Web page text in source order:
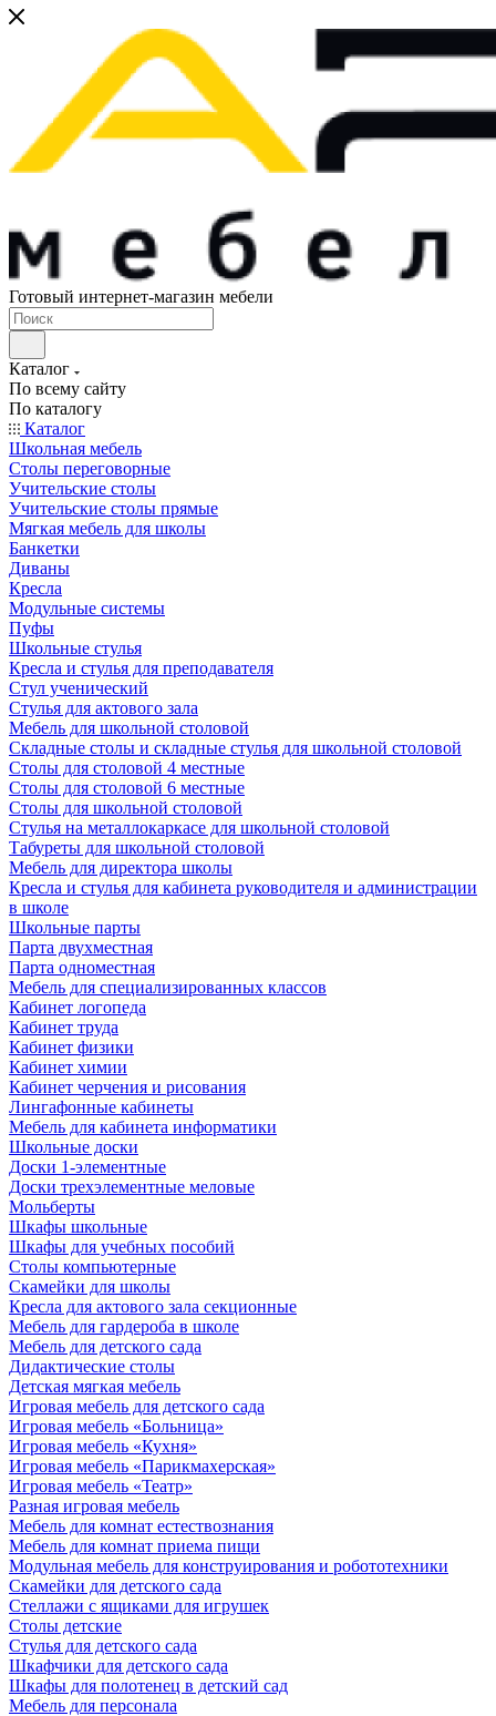
Готовый интернет-магазин мебели
Каталог
По всему сайту
По каталогу
Каталог
Школьная мебель
Столы переговорные
Учительские столы
Учительские столы прямые
Мягкая мебель для школы
Банкетки
Диваны
Кресла
Модульные системы
Пуфы
Школьные стулья
Кресла и стулья для преподавателя
Стул ученический
Стулья для актового зала
Мебель для школьной столовой
Складные столы и складные стулья для школьной столовой
Столы для столовой 4 местные
Столы для столовой 6 местные
Столы для школьной столовой
Стулья на металлокаркасе для школьной столовой
Табуреты для школьной столовой
Мебель для директора школы
Кресла и стулья для кабинета руководителя и администрации
в школе
Школьные парты
Парта двухместная
Парта одноместная
Мебель для специализированных классов
Кабинет логопеда
Кабинет труда
Кабинет физики
Кабинет химии
Кабинет черчения и рисования
Лингафонные кабинеты
Мебель для кабинета информатики
Школьные доски
Доски 1-элементные
Доски трехэлементные меловые
Мольберты
Шкафы школьные
Шкафы для учебных пособий
Столы компьютерные
Скамейки для школы
Кресла для актового зала секционные
Мебель для гардероба в школе
Мебель для детского сада
Дидактические столы
Детская мягкая мебель
Игровая мебель для детского сада
Игровая мебель «Больница»
Игровая мебель «Кухня»
Игровая мебель «Парикмахерская»
Игровая мебель «Театр»
Разная игровая мебель
Мебель для комнат естествознания
Мебель для комнат приема пищи
Модульная мебель для конструирования и робототехники
Скамейки для детского сада
Стеллажи с ящиками для игрушек
Столы детские
Стулья для детского сада
Шкафчики для детского сада
Шкафы для полотенец в детский сад
Мебель для персонала